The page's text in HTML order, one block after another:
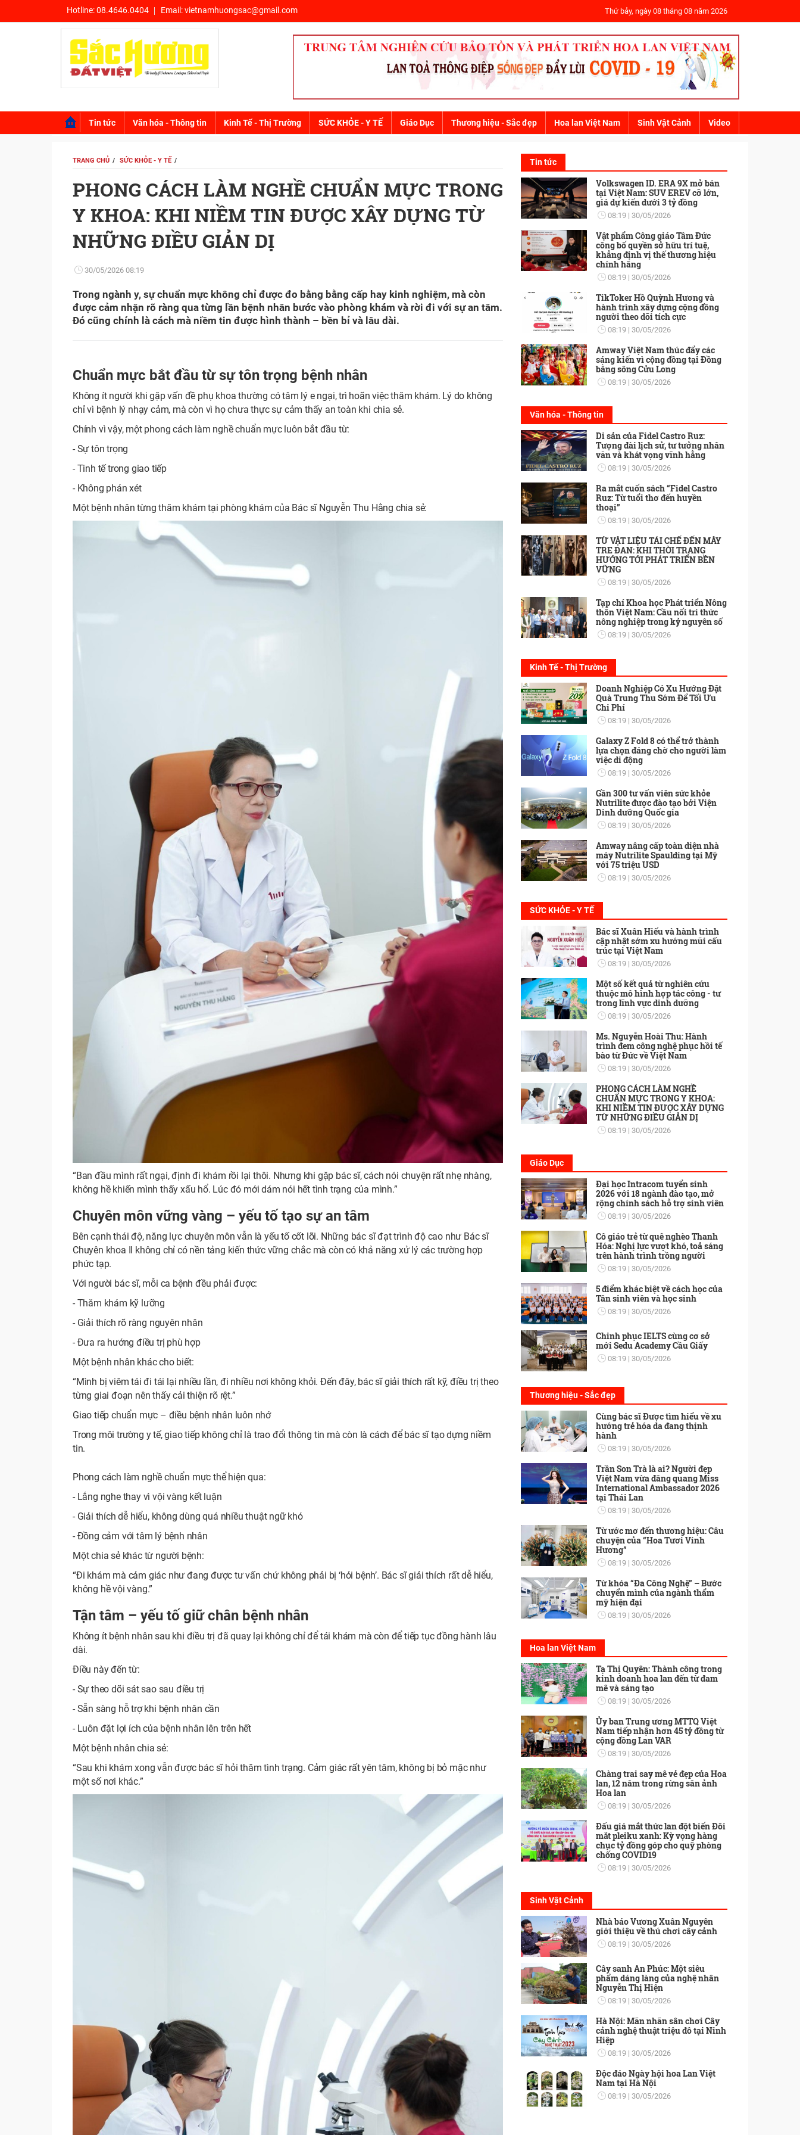
Hotline:08.4646.0404 Email:vietnamhuongsac@gmail.com Thứ bảy, ngày 08 tháng 08 năm 2026
Tin tức Văn hóa - Thông tin Kinh Tế - Thị Trường SỨC KHỎE - Y TẾ Giáo Dục Thương hiệu - Sắc đẹp Hoa lan Việt Nam Sinh Vật Cảnh Video
TRANG CHỦ SỨC KHỎE - Y TẾ
PHONG CÁCH LÀM NGHỀ CHUẨN MỰC TRONG
Y KHOA: KHI NIỀM TIN ĐƯỢC XÂY DỰNG TỪ
NHỮNG ĐIỀU GIẢN DỊ
30/05/2026 08:19
Trong ngành y, sự chuẩn mực không chỉ được đo bằng bằng cấp hay kinh nghiệm, mà còn
được cảm nhận rõ ràng qua từng lần bệnh nhân bước vào phòng khám và rời đi với sự an tâm.
Đó cũng chính là cách mà niềm tin được hình thành – bền bỉ và lâu dài.
Chuẩn mực bắt đầu từ sự tôn trọng bệnh nhân
Không ít người khi gặp vấn đề phụ khoa thường có tâm lý e ngại, trì hoãn việc thăm khám. Lý do không
chỉ vì bệnh lý nhạy cảm, mà còn vì họ chưa thực sự cảm thấy an toàn khi chia sẻ.
Chính vì vậy, một phong cách làm nghề chuẩn mực luôn bắt đầu từ:
- Sự tôn trọng
- Tinh tế trong giao tiếp
- Không phán xét
Một bệnh nhân từng thăm khám tại phòng khám của Bác sĩ Nguyễn Thu Hằng chia sẻ:
“Ban đầu mình rất ngại, định đi khám rồi lại thôi. Nhưng khi gặp bác sĩ, cách nói chuyện rất nhẹ nhàng,
không hề khiến mình thấy xấu hổ. Lúc đó mới dám nói hết tình trạng của mình.”
Chuyên môn vững vàng – yếu tố tạo sự an tâm
Bên cạnh thái độ, năng lực chuyên môn vẫn là yếu tố cốt lõi. Những bác sĩ đạt trình độ cao như Bác sĩ
Chuyên khoa II không chỉ có nền tảng kiến thức vững chắc mà còn có khả năng xử lý các trường hợp
phức tạp.
Với người bác sĩ, mỗi ca bệnh đều phải được:
- Thăm khám kỹ lưỡng
- Giải thích rõ ràng nguyên nhân
- Đưa ra hướng điều trị phù hợp
Một bệnh nhân khác cho biết:
“Mình bị viêm tái đi tái lại nhiều lần, đi nhiều nơi không khỏi. Đến đây, bác sĩ giải thích rất kỹ, điều trị theo
từng giai đoạn nên thấy cải thiện rõ rệt.”
Giao tiếp chuẩn mực – điều bệnh nhân luôn nhớ
Trong môi trường y tế, giao tiếp không chỉ là trao đổi thông tin mà còn là cách để bác sĩ tạo dựng niềm
tin.
Phong cách làm nghề chuẩn mực thể hiện qua:
- Lắng nghe thay vì vội vàng kết luận
- Giải thích dễ hiểu, không dùng quá nhiều thuật ngữ khó
- Đồng cảm với tâm lý bệnh nhân
Một chia sẻ khác từ người bệnh:
“Đi khám mà cảm giác như đang được tư vấn chứ không phải bị ‘hỏi bệnh’. Bác sĩ giải thích rất dễ hiểu,
không hề vội vàng.”
Tận tâm – yếu tố giữ chân bệnh nhân
Không ít bệnh nhân sau khi điều trị đã quay lại không chỉ để tái khám mà còn để tiếp tục đồng hành lâu
dài.
Điều này đến từ:
- Sự theo dõi sát sao sau điều trị
- Sẵn sàng hỗ trợ khi bệnh nhân cần
- Luôn đặt lợi ích của bệnh nhân lên trên hết
Một bệnh nhân chia sẻ:
“Sau khi khám xong vẫn được bác sĩ hỏi thăm tình trạng. Cảm giác rất yên tâm, không bị bỏ mặc như
một số nơi khác.”
Tin tức
Volkswagen ID. ERA 9X mở bán
tại Việt Nam: SUV EREV cỡ lớn,
giá dự kiến dưới 3 tỷ đồng
08:19 30/05/2026
Vật phẩm Công giáo Tâm Đức
công bố quyền sở hữu trí tuệ,
khẳng định vị thế thương hiệu
chính hãng
08:19 30/05/2026
TikToker Hồ Quỳnh Hương và
hành trình xây dựng cộng đồng
người theo dõi tích cực
08:19 30/05/2026
Amway Việt Nam thúc đẩy các
sáng kiến vì cộng đồng tại Đồng
bằng sông Cửu Long
08:19 30/05/2026
Văn hóa - Thông tin
Di sản của Fidel Castro Ruz:
Tượng đài lịch sử, tư tưởng nhân
văn và khát vọng vĩnh hằng
08:19 30/05/2026
Ra mắt cuốn sách “Fidel Castro
Ruz: Từ tuổi thơ đến huyền
thoại”
08:19 30/05/2026
TỪ VẬT LIỆU TÁI CHẾ ĐẾN MÂY
TRE ĐAN: KHI THỜI TRANG
HƯỚNG TỚI PHÁT TRIỂN BỀN
VỮNG
08:19 30/05/2026
Tạp chí Khoa học Phát triển Nông
thôn Việt Nam: Cầu nối tri thức
nông nghiệp trong kỷ nguyên số
08:19 30/05/2026
Kinh Tế - Thị Trường
Doanh Nghiệp Có Xu Hướng Đặt
Quà Trung Thu Sớm Để Tối Ưu
Chi Phí
08:19 30/05/2026
Galaxy Z Fold 8 có thể trở thành
lựa chọn đáng chờ cho người làm
việc di động
08:19 30/05/2026
Gần 300 tư vấn viên sức khỏe
Nutrilite được đào tạo bởi Viện
Dinh dưỡng Quốc gia
08:19 30/05/2026
Amway nâng cấp toàn diện nhà
máy Nutrilite Spaulding tại Mỹ
với 75 triệu USD
08:19 30/05/2026
SỨC KHỎE - Y TẾ
Bác sĩ Xuân Hiếu và hành trình
cập nhật sớm xu hướng mũi cấu
trúc tại Việt Nam
08:19 30/05/2026
Một số kết quả từ nghiên cứu
thuộc mô hình hợp tác công - tư
trong lĩnh vực dinh dưỡng
08:19 30/05/2026
Ms. Nguyễn Hoài Thu: Hành
trình đem công nghệ phục hồi tế
bào từ Đức về Việt Nam
08:19 30/05/2026
PHONG CÁCH LÀM NGHỀ
CHUẨN MỰC TRONG Y KHOA:
KHI NIỀM TIN ĐƯỢC XÂY DỰNG
TỪ NHỮNG ĐIỀU GIẢN DỊ
08:19 30/05/2026
Giáo Dục
Đại học Intracom tuyển sinh
2026 với 18 ngành đào tạo, mở
rộng chính sách hỗ trợ sinh viên
08:19 30/05/2026
Cô giáo trẻ từ quê nghèo Thanh
Hóa: Nghị lực vượt khó, toả sáng
trên hành trình trồng người
08:19 30/05/2026
5 điểm khác biệt về cách học của
Tân sinh viên và học sinh
08:19 30/05/2026
Chinh phục IELTS cùng cơ sở
mới Sedu Academy Cầu Giấy
08:19 30/05/2026
Thương hiệu - Sắc đẹp
Cùng bác sĩ Được tìm hiểu về xu
hướng trẻ hóa da đang thịnh
hành
08:19 30/05/2026
Trần Son Trà là ai? Người đẹp
Việt Nam vừa đăng quang Miss
International Ambassador 2026
tại Thái Lan
08:19 30/05/2026
Từ ước mơ đến thương hiệu: Câu
chuyện của “Hoa Tươi Vinh
Hương”
08:19 30/05/2026
Từ khóa “Đa Công Nghệ” – Bước
chuyển mình của ngành thẩm
mỹ hiện đại
08:19 30/05/2026
Hoa lan Việt Nam
Tạ Thị Quyên: Thành công trong
kinh doanh hoa lan đến từ đam
mê và sáng tạo
08:19 30/05/2026
Ủy ban Trung ương MTTQ Việt
Nam tiếp nhận hơn 45 tỷ đồng từ
cộng đồng Lan VAR
08:19 30/05/2026
Chàng trai say mê vẻ đẹp của Hoa
lan, 12 năm trong rừng săn ảnh
Hoa lan
08:19 30/05/2026
Đấu giá mắt thức lan đột biến Đôi
mắt pleiku xanh: Kỳ vọng hàng
chục tỷ đồng góp cho quỹ phòng
chống COVID19
08:19 30/05/2026
Sinh Vật Cảnh
Nhà báo Vương Xuân Nguyên
giới thiệu về thú chơi cây cảnh
08:19 30/05/2026
Cây sanh An Phúc: Một siêu
phẩm dáng làng của nghệ nhân
Nguyễn Thị Hiện
08:19 30/05/2026
Hà Nội: Mãn nhãn sân chơi Cây
cảnh nghệ thuật triệu đô tại Ninh
Hiệp
08:19 30/05/2026
Độc đáo Ngày hội hoa Lan Việt
Nam tại Hà Nội
08:19 30/05/2026